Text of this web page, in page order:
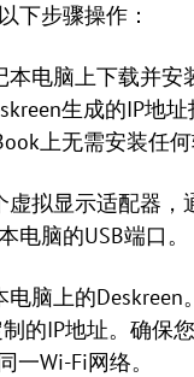
下步骤操作：
电脑上下载并安
生成的IP地
上无需安装任何
拟显示适配器，
电脑的USB端口。
脑上的Deskreen
的IP地址。确保
一Wi-Fi网络。